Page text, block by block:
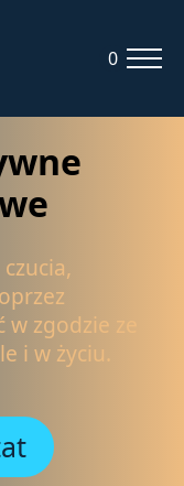
0
zgodzie ze
i w życiu.